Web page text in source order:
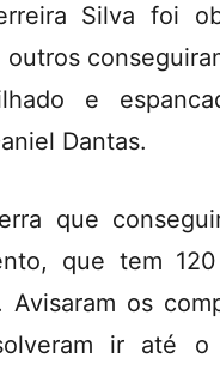
Silva foi
e
Dantas.
que
que tem
os
ir até